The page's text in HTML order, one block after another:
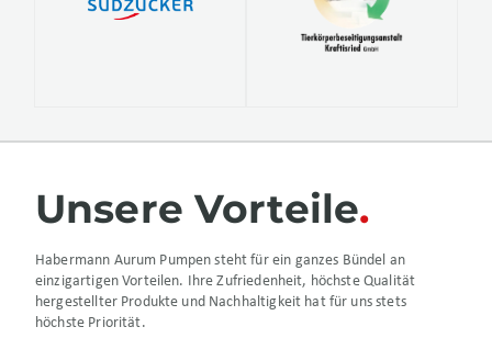
Unsere Vorteile
Habermann Aurum Pumpen steht für ein ganzes Bündel an
einzigartigen Vorteilen. Ihre Zufriedenheit, höchste Qualität
hergestellter Produkte und Nachhaltigkeit hat für uns stets
höchste Priorität.